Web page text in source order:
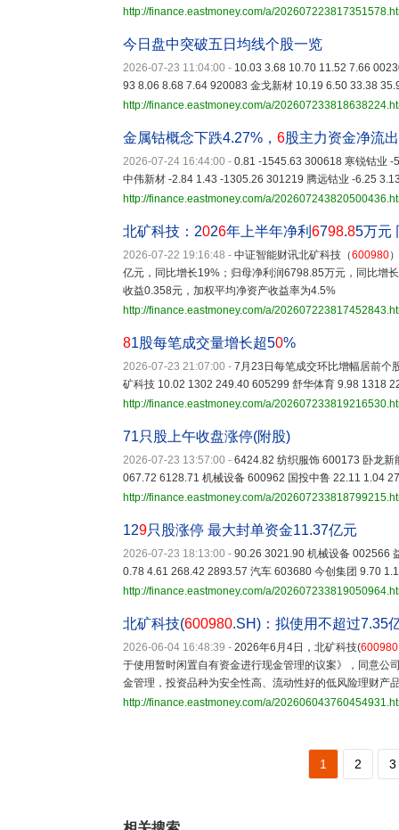
http://finance.eastmoney.com/a/
今日盘中突破五日均线个股一览
2026-07-23 11:04:00 - 10.03 3.68 10.70 11.52 7.66
93 8.06 8.68 7.64 920083 金戈新材 10.19 6.50 33.38
http://finance.eastmoney.com/a/
金属钴概念下跌4.27%， 6股主力资金净流
2026-07-24 16:44:00 - 0.81 -1545.63 300618 寒锐钴业
中伟新材 -2.84 1.43 -1305.26 301219 腾远钴业 -6.25
http://finance.eastmoney.com/a/
北矿科技：2026年上半年净利 6798.85万元
2026-07-22 19:16:48 - 中证智能财讯北矿科技（600980
亿元，同比增长19%；归母净利润6798.85万元，同比增
收益0.358元，加权平均净资产收益率为4.5%
http://finance.eastmoney.com/a/
81股每笔成交量增长超50%
2026-07-23 21:07:00 - 7月23日每笔成交环比增幅居前个
矿科技 10.02 1302 249.40 605299 舒华体育 9.98 1318
http://finance.eastmoney.com/a/
71只股上午收盘涨停(附股)
2026-07-23 13:57:00 - 6424.82 纺织服饰 600173 卧龙
067.72 6128.71 机械设备 600962 国投中鲁 22.11 1.04
http://finance.eastmoney.com/a/
129只股涨停 最大封单资金11.37亿元
2026-07-23 18:13:00 - 90.26 3021.90 机械设备 002566
0.78 4.61 268.42 2893.57 汽车 603680 今创集团 9.70
http://finance.eastmoney.com/a/
北矿科技(600980.SH)：拟使用不超过7.35
2026-06-04 16:48:39 - 2026年6月4日，北矿科技(600980
于使用暂时闲置自有资金进行现金管理的议案》，同意公
金管理，投资品种为安全性高、流动性好的低风险理财产
http://finance.eastmoney.com/a/
1 2 3